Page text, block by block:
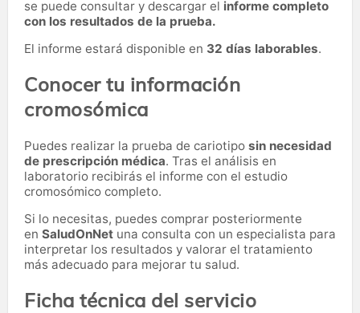
se puede consultar y descargar el informe completo
con los resultados de la prueba.
El informe estará disponible en 32 días laborables.
Conocer tu información
cromosómica
Puedes realizar la prueba de cariotipo sin necesidad
de prescripción médica. Tras el análisis en
laboratorio recibirás el informe con el estudio
cromosómico completo.
Si lo necesitas, puedes comprar posteriormente
en SaludOnNet una consulta con un especialista para
interpretar los resultados y valorar el tratamiento
más adecuado para mejorar tu salud.
Ficha técnica del servicio